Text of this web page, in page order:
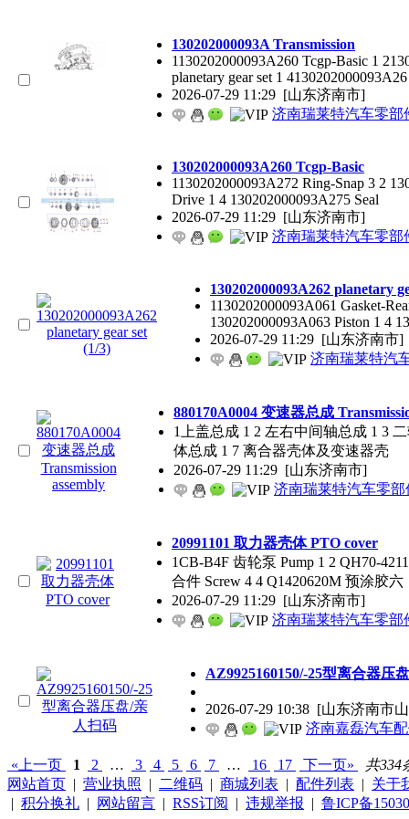
130202000093A Transmission
1130202000093A260 Tcgp-Basic 1
planetary gear set 1 4130202000093A26
2026-07-29 11:29 [山东济南市]
济南瑞莱特汽车零部
130202000093A260 Tcgp-Basic
1130202000093A272 Ring-Snap 3 2
Drive 1 4 130202000093A275 Seal
2026-07-29 11:29 [山东济南市]
济南瑞莱特汽车零部
130202000093A262 planetary gear
1130202000093A061 Gasket-
Piston 1 4 130202000093A064 Ri
2026-07-29 11:29[山东济南市]
济南瑞莱特汽车零部
880170A0004 变速器总成
1上盖总成 1 2 左右中间轴总成 1 3
体总成 1 7 离合器壳体及变速器壳
2026-07-29 11:29 [山东济南市]
济南瑞莱特汽车零部
20991101 取力器壳体 PTO cover
1CB-B4F 齿轮泵 Pump 1 2 QH70-
合件 Screw 4 4 Q1420620M 预涂胶六
2026-07-29 11:29 [山东济南市]
济南瑞莱特汽车零部
AZ9925160150/-25型离合器压
2026-07-29 10:38 [山东济南市
济南嘉磊汽车
«上一页 1 2 … 3 4 5 6 7 … 16 17 下一页»
共334
网站首页 | 营业执照 | 二维码 | 商城列表 | 配件列表 | 关于
| 积分换礼 | 网站留言 | RSS订阅 | 违规举报 | 鲁ICP备